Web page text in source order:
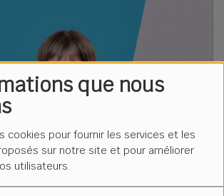
que nous
cookies pour fournir les services et les
sur notre site et pour améliorer
utilisateurs.